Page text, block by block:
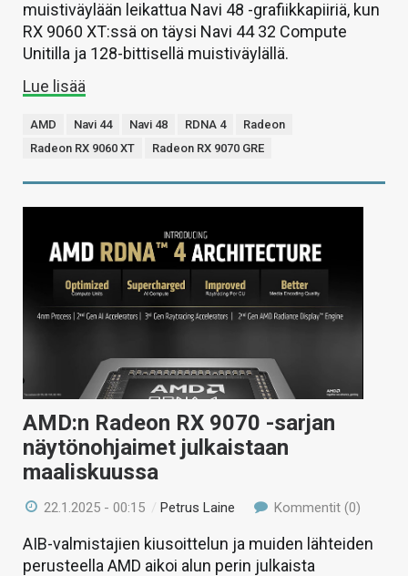
muistiväylään leikattua Navi 48 -grafiikkapiiriä, kun
RX 9060 XT:ssä on täysi Navi 44 32 Compute
Unitilla ja 128-bittisellä muistiväylällä.
Lue lisää
AMD Navi 44 Navi 48 RDNA 4
Radeon
Radeon RX 9060 XT
Radeon RX 9070 GRE
AMD:n Radeon RX 9070 -sarjan
näytönohjaimet julkaistaan
maaliskuussa
22.1.2025 - 00:15 /Petrus Laine Kommentit (0)
AIB-valmistajien kiusoittelun ja muiden lähteiden
perusteella AMD aikoi alun perin julkaista